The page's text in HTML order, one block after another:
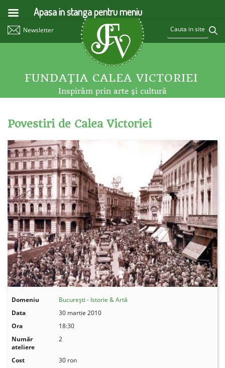
Newsletter
FUNDAŢIA CALEA VICTORIEI
Inspirăm prin arte şi cultură
Povestiri de Calea Victoriei
Domeniu
București - Istorie & Artă
Data
30 martie 2010
Ora
18:30
Număr
ateliere
2
Cost
30 ron
Apasa in stanga pentru meniu